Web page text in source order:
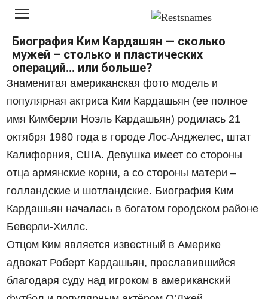
Перейти
контенту
Биография Ким Кардашян — сколько
мужей – столько и пластических
операций… или больше?
Знаменитая американская фото модель и
популярная актриса Ким Кардашьян (ee полное
имя Кимберли Ноэль Кардашьян) родилась 21
октября 1980 года в городе Лос-Анджелес, штат
Калифорния, США. Девушка имеет со стороны
отца армянские корни, а со стороны матери –
голландские и шотландские. Биография Ким
Кардашьян началась в богатом городском районе
Беверли-Хиллс.
Отцом Ким является известный в Америке
адвокат Роберт Кардашьян, прославившийся
благодаря суду над игроком в американский